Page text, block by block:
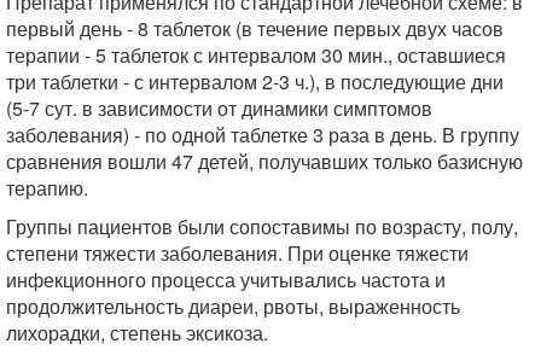
первый день - 8 таблеток (в течение первых двух часов
терапии - 5 таблеток с интервалом 30 мин., оставшиеся
три таблетки - с интервалом 2-3 ч.), в последующие дни
(5-7 сут. в зависимости от динамики симптомов
заболевания) - по одной таблетке 3 раза в день. В группу
сравнения вошли 47 детей, получавших только базисную
терапию.
Группы пациентов были сопоставимы по возрасту, полу,
степени тяжести заболевания. При оценке тяжести
инфекционного процесса учитывались частота и
продолжительность диареи, рвоты, выраженность
лихорадки, степень эксикоза.